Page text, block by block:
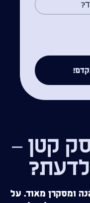
קטן –
ומסקרן מאוד. על